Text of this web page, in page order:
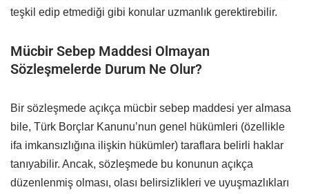
teşkil edip etmediği gibi konular uzmanlık gerektirebilir.
Mücbir Sebep Maddesi Olmayan
Sözleşmelerde Durum Ne Olur?
Bir sözleşmede açıkça mücbir sebep maddesi yer almasa
bile, Türk Borçlar Kanunu’nun genel hükümleri (özellikle
ifa imkansızlığına ilişkin hükümler) taraflara belirli haklar
tanıyabilir. Ancak, sözleşmede bu konunun açıkça
düzenlenmiş olması, olası belirsizlikleri ve uyuşmazlıkları